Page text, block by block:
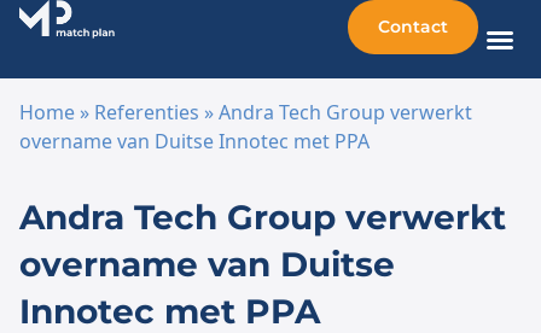
Contact
Home » Referenties »Andra Tech Group verwerkt
overname van Duitse Innotec met PPA
Andra Tech Group verwerkt
overname van Duitse
Innotec met PPA